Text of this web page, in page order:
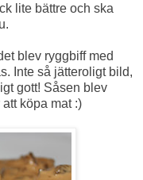
lite bättre och ska
blev ryggbiff med
Inte så jätteroligt bild,
gott! Såsen blev
köpa mat :)